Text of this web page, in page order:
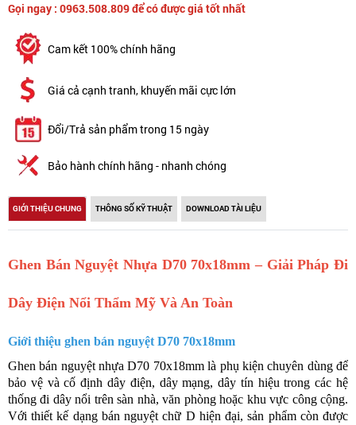
Gọi ngay : 0963.508.809 để có được giá tốt nhất
Cam kết 100% chính hãng
Giá cả cạnh tranh, khuyến mãi cực lớn
Đổi/Trả sản phẩm trong 15 ngày
Bảo hành chính hãng - nhanh chóng
GIỚI THIỆU CHUNG THÔNG SỐ KỸ THUẬT DOWNLOAD TÀI LIỆU
Ghen Bán Nguyệt Nhựa D70 70x18mm – Giải Pháp Đi
Dây Điện Nổi Thẩm Mỹ Và An Toàn
Giới thiệu ghen bán nguyệt D70 70x18mm
Ghen bán nguyệt nhựa D70 70x18mm là phụ kiện chuyên dùng để
bảo vệ và cố định dây điện, dây mạng, dây tín hiệu trong các hệ
thống đi dây nổi trên sàn nhà, văn phòng hoặc khu vực công cộng.
Với thiết kế dạng bán nguyệt chữ D hiện đại, sản phẩm còn được